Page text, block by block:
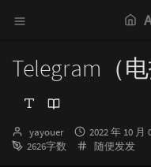
Telegram（
博
主：
yayouer
发
布
2022 年 10 月
2626字数
分
随便发发